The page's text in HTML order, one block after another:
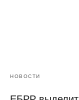
НОВОСТИ